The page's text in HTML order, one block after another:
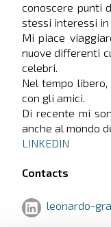
conoscere punti
stessi interessi
Mi piace
nuove differenti
celebri.
Nel tempo
con gli amici.
Di recente mi
anche al mondo
LINKEDIN
Contacts
leonardo-